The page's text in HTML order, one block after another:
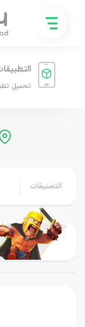
تحميل
التصنيفات